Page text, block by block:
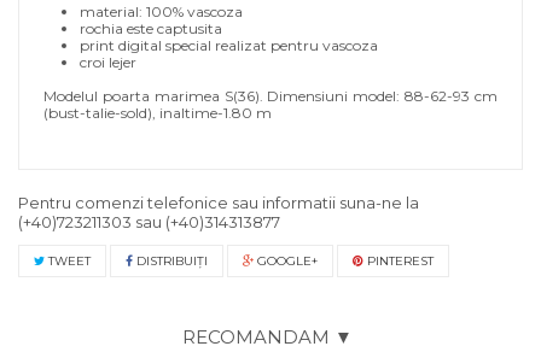
material: 100% vascoza
rochia este captusita
print digital special realizat pentru vascoza
croi lejer
Modelul poarta marimea S(36). Dimensiuni model: 88-62-93 cm
(bust-talie-sold), inaltime-1.80 m
Pentru comenzi telefonice sau informatii suna-ne la
(+40)723211303 sau (+40)314313877
TWEET DISTRIBUIŢI GOOGLE+ PINTEREST
RECOMANDAM ▼